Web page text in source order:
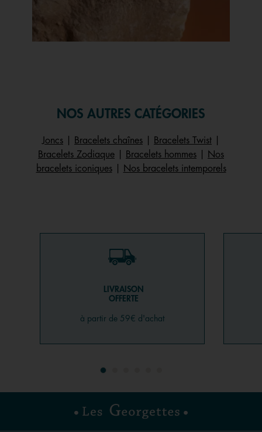
NOS AUTRES CATÉGORIES
Joncs Bracelets chaînes Bracelets Twist
Bracelets Zodiaque
Bracelets hommes
Nos
bracelets iconiques| Nos bracelets intemporels
LIVRAISON
OFFERTE
à partir de 59€ d'achat